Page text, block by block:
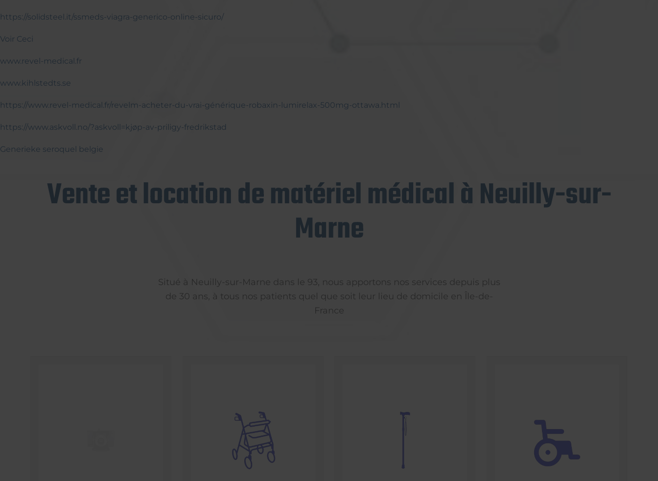
https://solidsteel.it/ssmeds-viagra-generico-online-sicuro/
Voir Ceci
www.revel-medical.fr
www.kihlstedts.se
https://www.revel-medical.fr/revelm-acheter-du-vrai-générique-robaxin-lumirelax-500mg-ottawa.html
https://www.askvoll.no/?askvoll=kjøp-av-priligy-fredrikstad
Generieke seroquel belgie
Vente et location de matériel médical à Neuilly-sur-
Marne
Situé à Neuilly-sur-Marne dans le 93, nous apportons nos services depuis plus
de 30 ans, à tous nos patients quel que soit leur lieu de domicile en Île-de-
France